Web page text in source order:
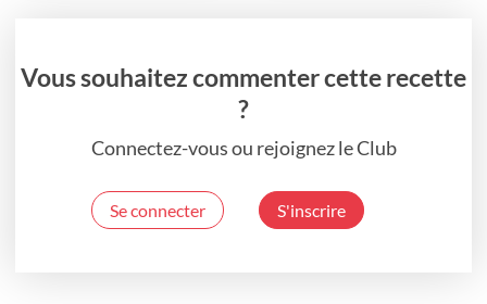
Vous souhaitez commenter cette recette
?
Connectez-vous ou rejoignez le Club
Se connecter S'inscrire